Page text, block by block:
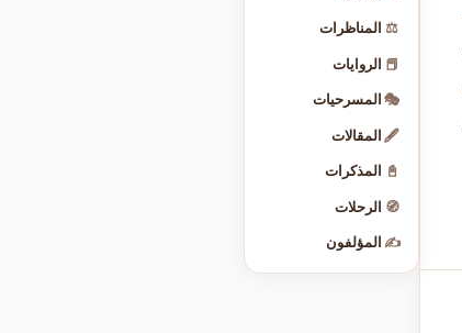
⚖️ المناظرات
📕 الروايات
🎭 المسرحيات
🖋️ المقالات
📓 المذكرات
🧭 الرحلات
✍️ المؤلفون